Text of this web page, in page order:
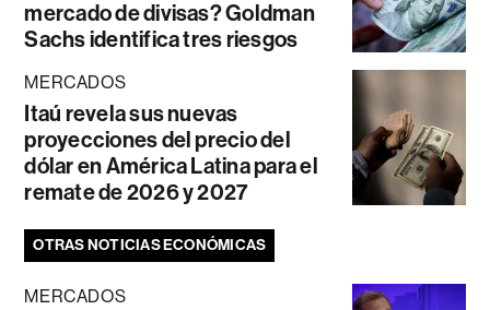
mercado de divisas? Goldman
Sachs identifica tres riesgos
MERCADOS
Itaú revela sus nuevas
proyecciones del precio del
dólar en América Latina para el
remate de 2026 y 2027
OTRAS NOTICIAS ECONÓMICAS
MERCADOS